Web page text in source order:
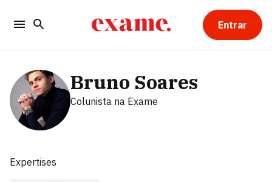
Entrar
Bruno Soares
Colunista na Exame
Expertises